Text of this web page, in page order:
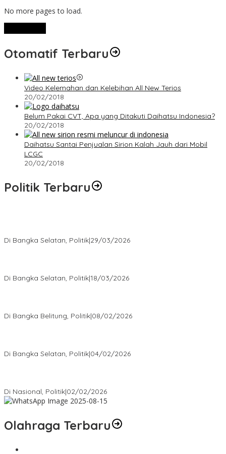
No more pages to load.
Otomatif Terbaru
Video Kelemahan dan Kelebihan All New Terios
20/02/2018
Belum Pakai CVT, Apa yang Ditakuti Daihatsu Indonesia?
20/02/2018
Daihatsu Santai Penjualan Sirion Kalah Jauh dari Mobil
LCGC
20/02/2018
Politik Terbaru
Di Bangka Selatan, Politik|29/03/2026
Di Bangka Selatan, Politik|18/03/2026
Di Bangka Belitung, Politik|08/02/2026
Di Bangka Selatan, Politik|04/02/2026
Di Nasional, Politik|02/02/2026
Olahraga Terbaru